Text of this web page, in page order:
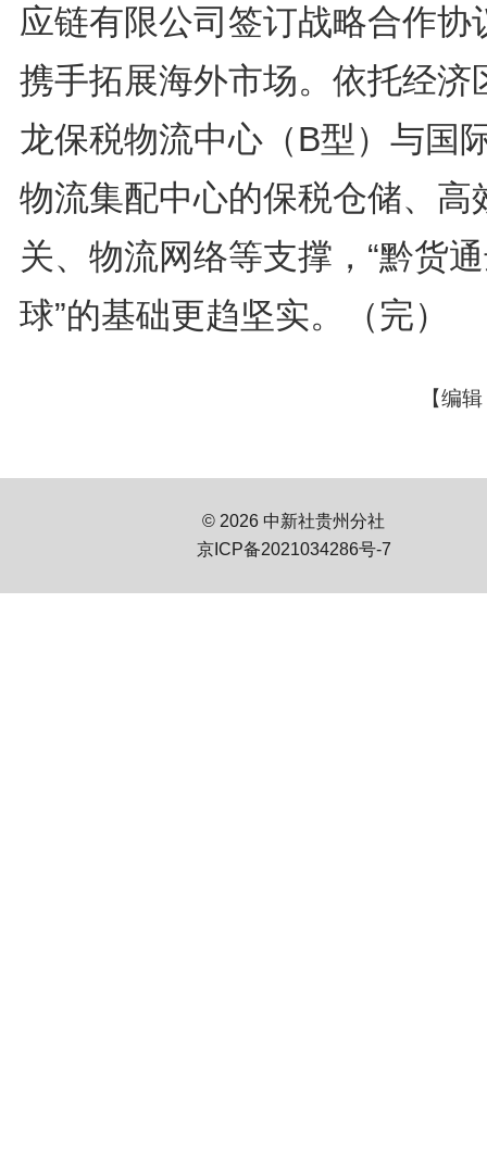
应链有限公司签订战略合作协
携手拓展海外市场。依托经济
龙保税物流中心（B型）与国
物流集配中心的保税仓储、高
关、物流网络等支撑，“黔货
球”的基础更趋坚实。（完）
【编
© 2026 中新社贵州分社
京ICP备2021034286号-7